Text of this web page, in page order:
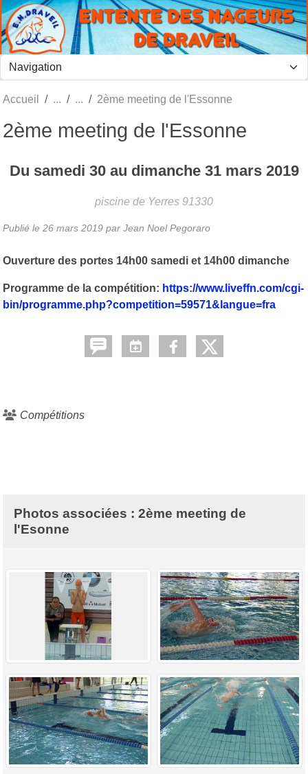
Accueil 2ème meeting de l'Essonne
2ème meeting de l'Essonne
Du samedi 30au dimanche 31 mars 2019
piscine de Yerres 91330
Publié le 26 mars 2019 par Jean Noel Pegoraro
Ouverture des portes 14h00 samedi et 14h00 dimanche
Programme de la compétition: https://www.liveffn.com/cgi-
bin/programme.php?competition=59571&langue=fra
Compétitions
Photos associées : 2ème meeting de
l'Esonne
Panneau de gestion des cookies